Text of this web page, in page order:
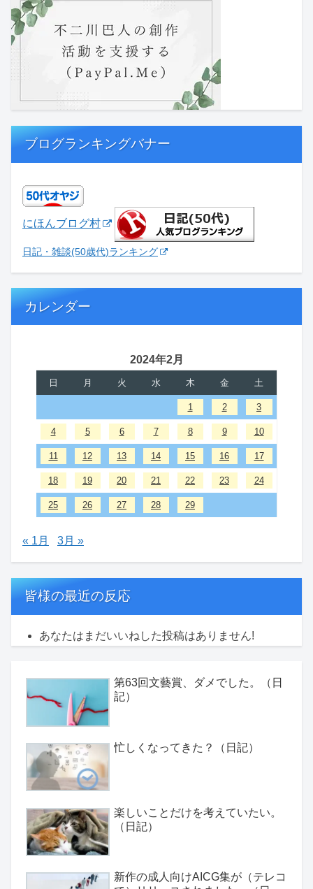
ブログランキングバナー
にほんブログ村
日記・雑談(50歳代)ランキング
カレンダー
2024年2月
日 月 火 水 木 金 土
1 2 3
4 5 6 7 8 9 10
11 12 13 14 15 16 17
18 19 20 21 22 23 24
25 26 27 28 29
« 1月 3月 »
皆様の最近の反応
あなたはまだいいねした投稿はありません!
第63回文藝賞、ダメでした。（日
記）
忙しくなってきた？（日記）
楽しいことだけを考えていたい。
（日記）
新作の成人向けAICG集が（テレコ